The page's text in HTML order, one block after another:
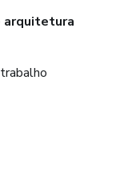
arquitetura